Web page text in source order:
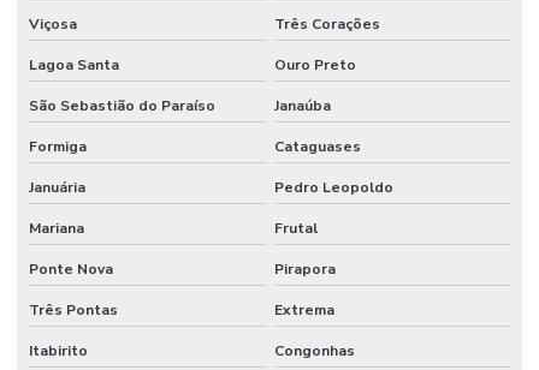
Fornecedor De Válvula Reguladora Em Minas Gerais
Fornecedor Terminal Fêmea Jic 37 Graus Mg
Fornecedores De Válvula Segurança Hidráulica Minas Gerais
Gaxeta De Pu Tipo B
Gaxeta Hidráulica
Instalação De Direção Hidráulica Para Máquinas Pesadas
Instalação De Equipamentos
Viçosa Três Corações
Lagoa Santa Ouro Preto
São Sebastião do Paraíso Janaúba
Formiga Cataguases
Januária Pedro Leopoldo
Mariana Frutal
Ponte Nova Pirapora
Três Pontas Extrema
Itabirito Congonhas